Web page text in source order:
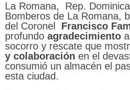
La Romana, Rep.
Bomberos de La Romana,
del Coronel Francisco
profundo agradecimiento
socorro y rescate que
y colaboración en el
consumió un almacén el
esta ciudad.